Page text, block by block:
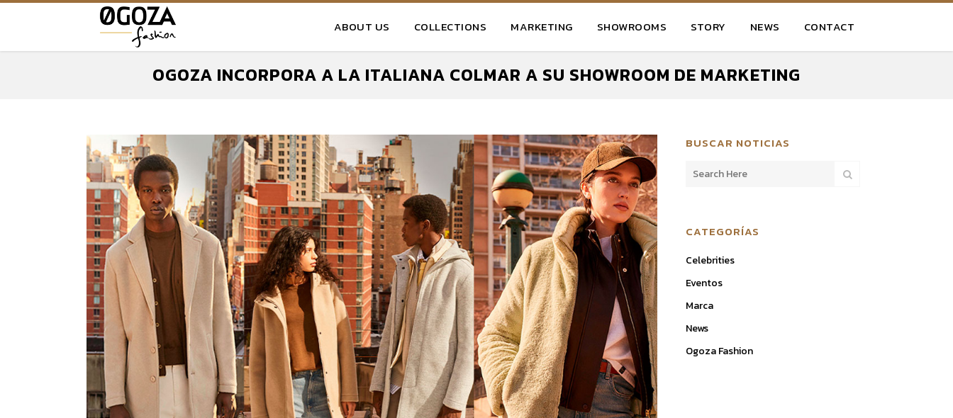
ABOUT US COLLECTIONS MARKETING SHOWROOMS STORY NEWS CONTACT
OGOZA INCORPORA A LA ITALIANA COLMAR A SU SHOWROOM DE MARKETING
BUSCAR NOTICIAS
CATEGORÍAS
Celebrities
Eventos
Marca
News
Ogoza Fashion